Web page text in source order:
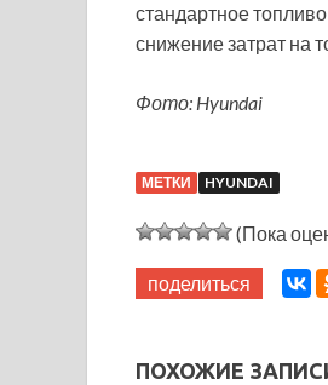
стандартное
снижение затрат на
Фото: Hyundai
МЕТКИ HYUNDAI
(Пока
поделиться
ПОХОЖИЕ